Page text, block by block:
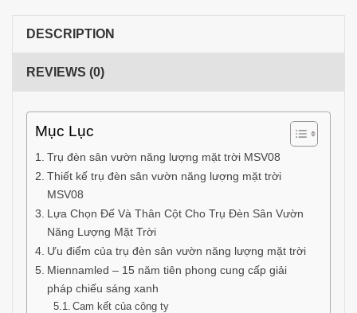
DESCRIPTION
REVIEWS (0)
Mục Lục
Trụ đèn sân vườn năng lượng mặt trời MSV08
Thiết kế trụ đèn sân vườn năng lượng mặt trời
MSV08
Lựa Chọn Đế Và Thân Cột Cho Trụ Đèn Sân Vườn
Năng Lượng Mặt Trời
Ưu điểm của trụ đèn sân vườn năng lượng mặt trời
Miennamled – 15 năm tiên phong cung cấp giải
pháp chiếu sáng xanh
Cam kết của công ty